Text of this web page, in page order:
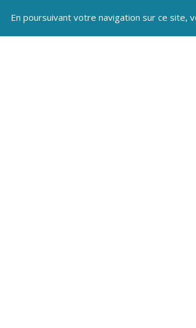
En poursuivant votre navigation sur ce site,